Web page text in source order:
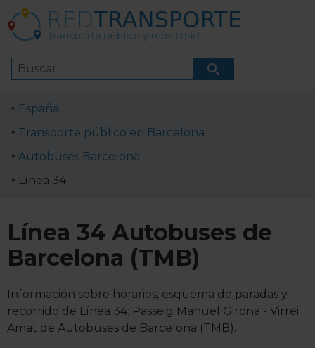
España
Transporte público en Barcelona
Autobuses Barcelona
Línea 34
Línea 34 Autobuses de
Barcelona (TMB)
Información sobre horarios, esquema de paradas y
recorrido de Línea 34: Passeig Manuel Girona - Virrei
Amat de Autobuses de Barcelona (TMB).